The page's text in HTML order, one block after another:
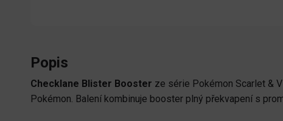
Popis
Checklane Blister Booster ze série Pokémon Scarlet &
Pokémon. Balení kombinuje booster plný překvapení s